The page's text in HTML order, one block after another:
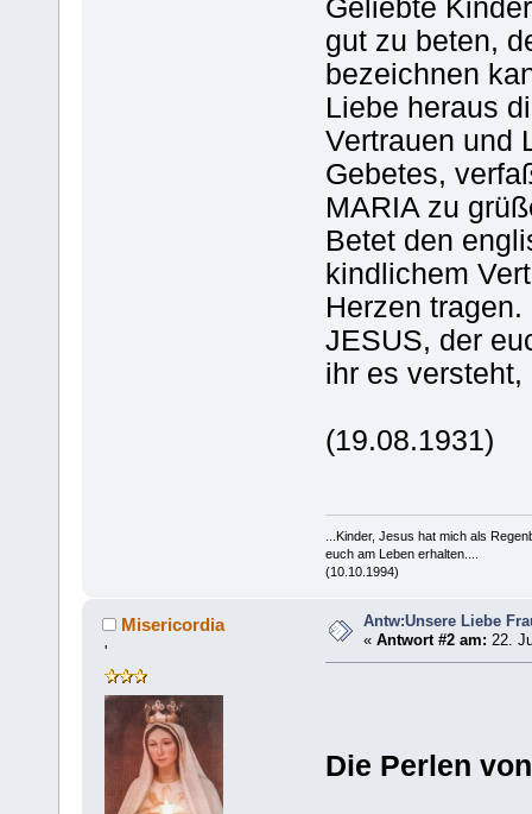
Geliebte
gut zu beten,
bezeichnen
Liebe heraus
Vertrauen und
Gebetes,
MARIA zu
Betet den
kindlichem
Herzen tragen.
JESUS, der
ihr es
(19.08.1931)
...Kinder, Jesus hat mich als
euch am Leben erhalten....
(10.10.1994)
Misericordia
'
Antw:Unsere Liebe
«Antwort #2 am: 22.
Die Perlen